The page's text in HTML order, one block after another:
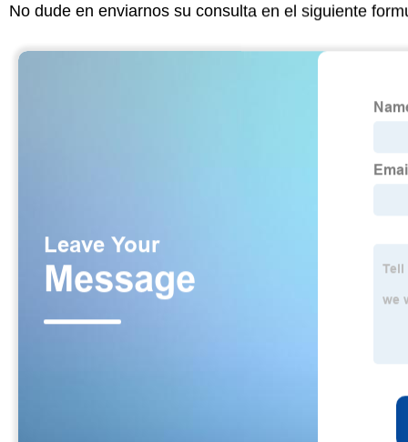
No dude en enviarnos su consulta en el siguiente